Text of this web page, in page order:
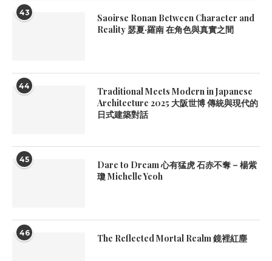
43
Saoirse Ronan Between Character and
Reality 瑟夏·羅南 在角色與真實之間
44
Traditional Meets Modern in Japanese
Architecture 2025 大阪世博 傳統與現代的
日式建築對話
45
Dare to Dream 心有猛虎 石赤不奪 – 楊紫
瓊 Michelle Yeoh
46 The Reflected Mortal Realm 鏡裡紅塵